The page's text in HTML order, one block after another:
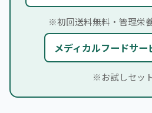
※初回送料無料・管理栄
メディカルフードサ
※お試しセッ